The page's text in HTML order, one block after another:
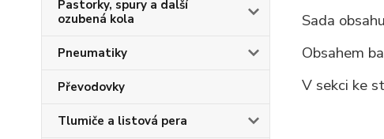
Pastorky, spury a další
ozubená kola
Pneumatiky
Převodovky
Tlumiče a listová pera
Sada
Obsahem
V sekci ke